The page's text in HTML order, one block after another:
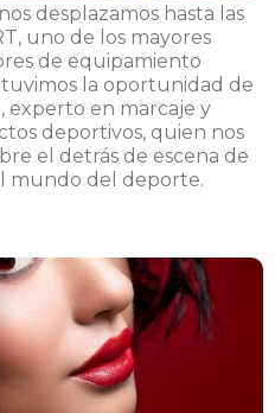
desplazamos hasta las
uno de los mayores
de equipamiento
la oportunidad de
experto en marcaje y
deportivos, quien nos
el detrás de escena de
mundo del deporte.